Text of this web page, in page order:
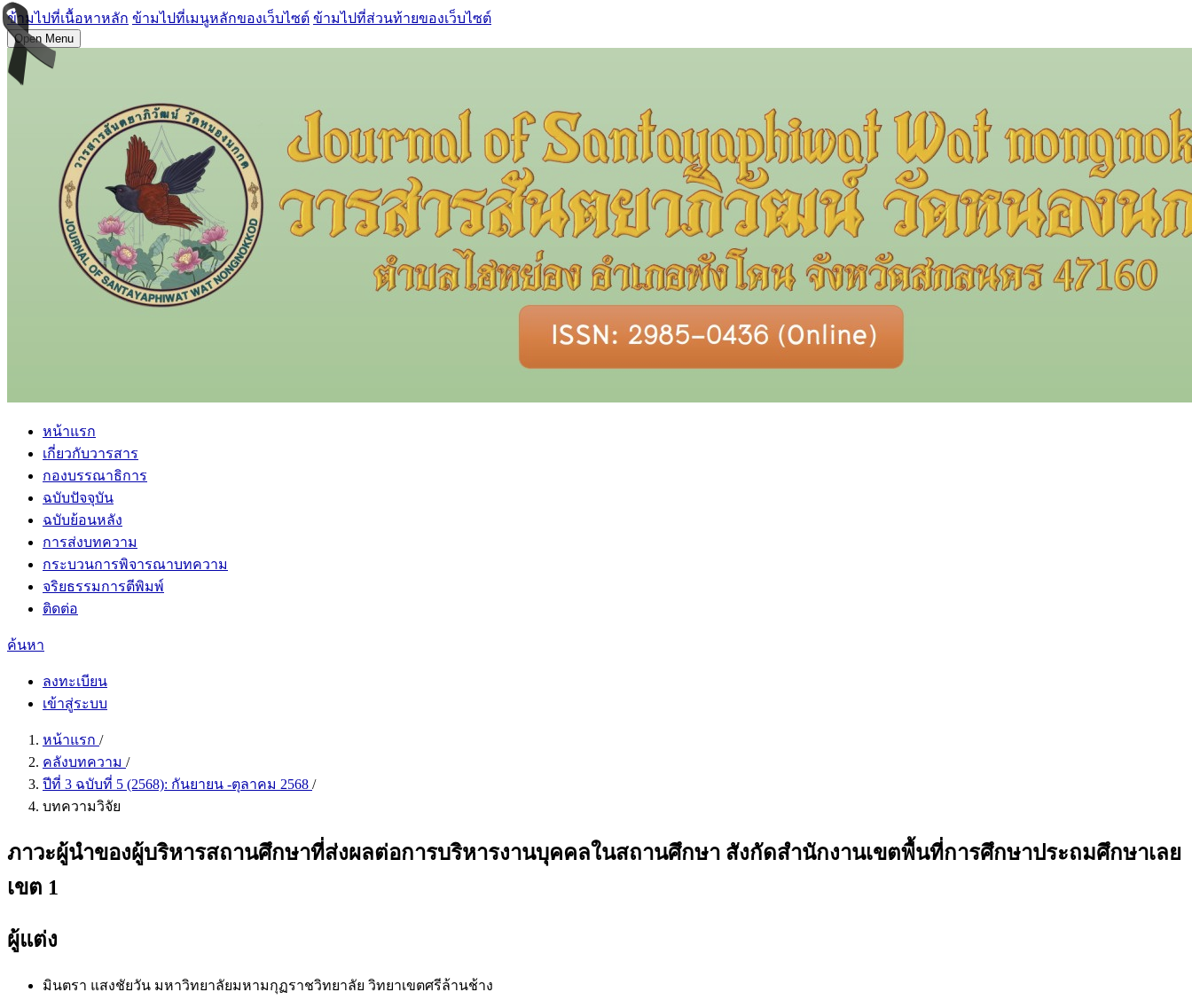
ข้ามไปที่เนื้อหาหลัก ข้ามไปที่เมนูหลักของเว็บไซต์ ข้ามไปที่ส่วนท้ายของเว็บไซต์
Open Menu
หน้าแรก
เกี่ยวกับวารสาร
กองบรรณาธิการ
ฉบับปัจจุบัน
ฉบับย้อนหลัง
การส่งบทความ
กระบวนการพิจารณาบทความ
จริยธรรมการตีพิมพ์
ติดต่อ
ค้นหา
ลงทะเบียน
เข้าสู่ระบบ
หน้าแรก /
คลังบทความ /
ปีที่ 3 ฉบับที่ 5 (2568): กันยายน -ตุลาคม 2568 /
บทความวิจัย
ภาวะผู้นำของผู้บริหารสถานศึกษาที่ส่งผลต่อการบริหารงานบุคคลในสถานศึกษา สังกัดสำนักงานเขตพื้นที่การศึกษาประถมศึกษาเลย
เขต 1
ผู้แต่ง
มินตรา แสงชัยวัน มหาวิทยาลัยมหามกุฏราชวิทยาลัย วิทยาเขตศรีล้านช้าง